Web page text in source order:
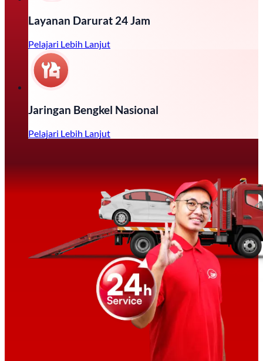
Layanan Darurat 24 Jam
Pelajari Lebih Lanjut
Jaringan Bengkel Nasional
Pelajari Lebih Lanjut